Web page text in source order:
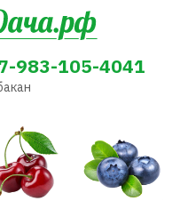
Земляника
(Клубника)